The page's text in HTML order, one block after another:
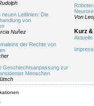
Leitlinien: Die
von
Nuñez
der Rechte von
Geschlechtsanpassung zur
Menschen
Von
Kurz